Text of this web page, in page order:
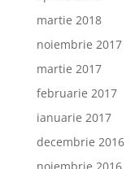
martie 2018
noiembrie 2017
martie 2017
februarie 2017
ianuarie 2017
decembrie 2016